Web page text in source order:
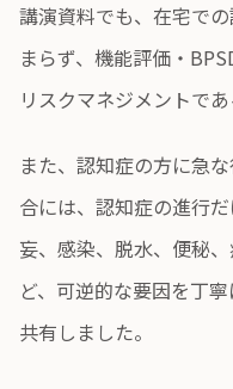
講演資料でも、在宅で
まらず、機能評価・
リスクマネジメントで
また、認知症の方に急
合には、認知症の進行
妄、感染、脱水、便秘
ど、可逆的な要因を丁
共有しました。